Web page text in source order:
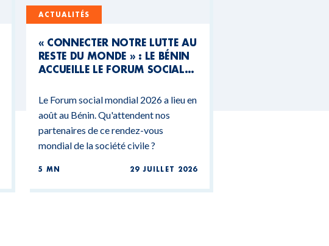
ACTUALITÉS
« CONNECTER NOTRE LUTTE AU
RESTE DU MONDE » : LE BÉNIN
ACCUEILLE LE FORUM SOCIAL
Le Forum social mondial 2026 a lieu en
août au Bénin. Qu'attendent nos
partenaires de ce rendez-vous
mondial de la société civile ?
5 MN 29 JUILLET 2026